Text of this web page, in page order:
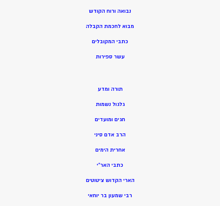
נבואה ורוח הקודש
מבוא לחכמת הקבלה
כתבי המקובלים
עשר ספירות
תורה ומדע
גלגול נשמות
חגים ומועדים
הרב אדם סיני
אחרית הימים
כתבי האר”י
הארי הקדוש ציטוטים
רבי שמעון בר יוחאי